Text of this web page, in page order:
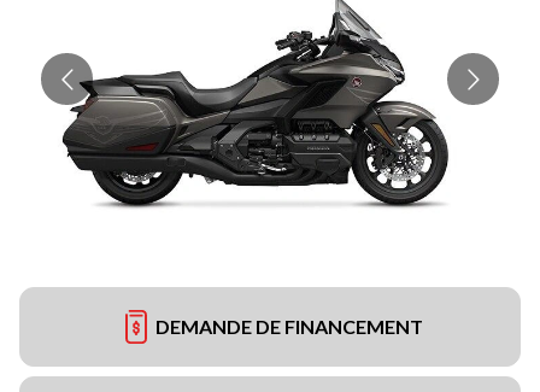
DEMANDE DE FINANCEMENT